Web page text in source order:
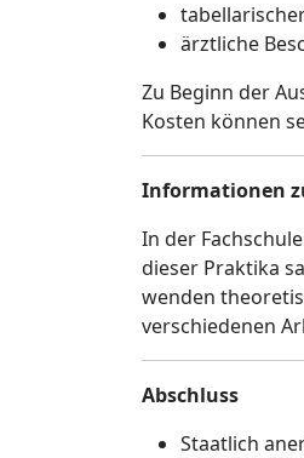
ärztliche
Zu Beginn der
Kosten können
Informationen
In der
dieser Praktika
wenden
verschiedenen
Abschluss
Staatlich